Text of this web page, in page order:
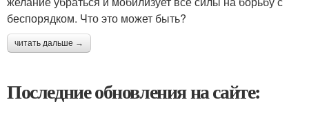
беспорядком. Что это может быть?
читать дальше →
Последние обновления на сайте: